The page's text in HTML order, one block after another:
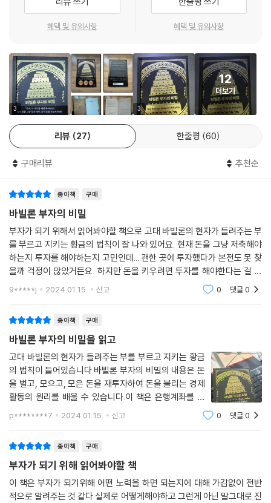
--- p.57~58, 「3장. 가난한 자를 위한 일곱 가지 처방」중에서
“우리는 행운이 우리에게 찾아올 수 있는 방법을 찾아내기 위해 이 논의를
누었던 두 가지 이야기 모두에서 어떻게 행운이 기회를 따라오는지 알 수
있었습니다. 행운에 관한 수많은 이야기에서 공통적으로 찾아낼 수 있는
진실이기도 합니다. 그것은 바로 ‘행운은 우리가 기회를 받아들일 때 우리
에게 찾아온다’는 것입니다. 더 나은 삶을 위해 기회를 열망하는 사람들에
게 행운의 여신이 찾아옵니다. 행운의 여신은 항상 자신을 기쁘게 하는 사
람들을 도우려고 하죠. 행동하는 사람들이 바로 행운의 여신을 가장 기쁘
게 하는 이들입니다. 행동은 스스로가 바라던 성공으로 여러분을 이끌어갈
것입니다.”
안에서는 이 책이 3대에 걸쳐 전해지며 읽히고 있다.) 이렇듯 《바빌론 부
자의 비밀》은 개인 재정에 관한 ‘100년 가정교사’로서 여전히 그 역할을 충
“90세 독자입니다. 제가 18세가 되었을 때 아버지는 제게 이 책을 주셨습
니다. 저는 평생 이 책에 담긴 원칙을 삶에 적용해왔습니다. 이 원칙들을 사
용함으로써 저는 자립할 수 있었습니다. 지난 크리스마스 때 저는 저희 가
족 중 젊은 아이들에게 이 책을 건넸습니다. 모든 이들에게 이 책을 강력하
게 추천합니다!”(아마존 독자 서평 중)
혜택 및 유의사항 혜택 및 유의사항
3 3
12
더보기
리뷰 27 한줄평 60
구매리뷰 추천순
종이책 구매
바빌론 부자의 비밀
부자가 되기 위해서 읽어봐야할 책으로 고대 바빌론의 현자가 들려주는 부
를 부르고 지키는 황금의 법칙이 잘 나와 있어요. 현재 돈을 그냥 저축해야
하는지 투자를 해야하는지 고민인데... 괜한 곳에 투자했다가 본전도 못 찾
을까 걱정이 많았거든요. 하지만 돈을 키우려면 투자를 해야한다는 걸 느
꼈습니다. 돈이 돈을 부르게하는법을 잘 배우게 되는 책이에요!!!
9*****j 2024.01.15. 신고 0 댓글0
종이책 구매
바빌론 부자의 비밀을 읽고
고대 바빌론의 현자가 들려주는 부를 부르고 지키는 황금
의 법칙이 들어있습니다.바빌론 부자의 비밀의 내용은 돈
을 벌고, 모으고, 모은 돈을 재투자하여 돈을 불리는 경제
활동의 원리를 배울 수 있습니다.이 책은 은행계좌를 더
늘리고 싶고, 경제적으로 보다 성공하길 바라며, 재정적
문제의 해결책을 찾고 있는 전 세계 독자들에게 영감을 줄
p********7 2024.01.15. 신고 0 댓글0
종이책 구매
부자가 되기 위해 읽어봐야할 책
이 책은 부자가 되기위해 어떤 노력을 하면 되는지에 대해 가감없이 전반
적으로 알려주는 것 같다 실제로 어떻게해야하고 그런게 아닌 말그대로 진